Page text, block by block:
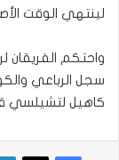
لينتهي الوقت
واحتكم الفريقان
سجل الرباعي
كاهيل لتشيلسي